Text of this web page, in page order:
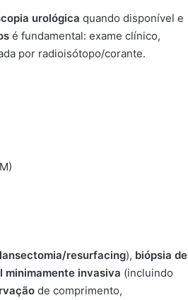
urológica quando disponível e
é fundamental: exame clínico,
por radioisótopo/corante.
resurfacing), biópsia de
minimamente invasiva (incluindo
de comprimento,